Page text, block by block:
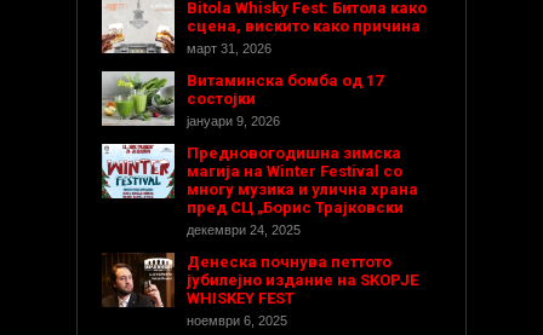
Bitola Whisky Fest: Битола како
сцена, вискито како причина
март 31, 2026
Витаминска бомба од 17
состојки
јануари 9, 2026
Предновогодишнa зимска
магија на Winter Festival со
многу музика и улична храна
пред СЦ „Борис Трајковски
декември 24, 2025
Денеска почнува петтото
јубилејно издание на SKOPJE
WHISKEY FEST
ноември 6, 2025